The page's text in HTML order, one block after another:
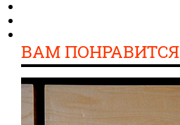
ВАМ ПОНРАВИТСЯ